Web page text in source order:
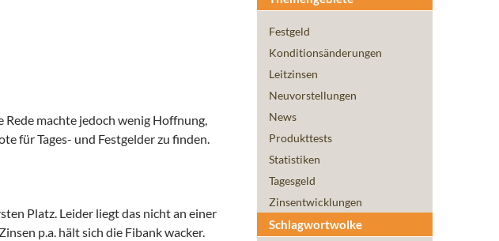
machte jedoch wenig Hoffnung,
für Tages- und Festgelder zu finden.
Platz. Leider liegt das nicht an einer
p.a. hält sich die Fibank wacker.
Festgeld
Konditionsänderungen
Leitzinsen
Neuvorstellungen
News
Produkttests
Statistiken
Tagesgeld
Zinsentwicklungen
Schlagwortwolke